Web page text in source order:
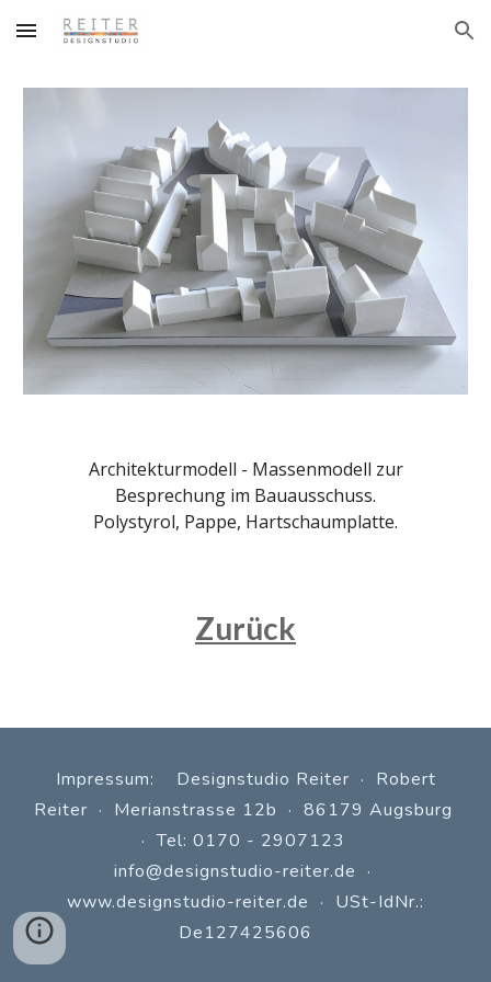
Skip to main content Skip to navigation
Architekturmodell - Massenmodell zur
Besprechung im Bauausschuss.
Polystyrol, Pappe, Hartschaumplatte.
Zurück
Impressum: Designstudio Reiter · Robert
Reiter · Merianstrasse 12b · 86179 Augsburg
· Tel: 0170 - 2907123
info@designstudio-reiter.de ·
www.designstudio-reiter.de · USt-IdNr.:
De127425606